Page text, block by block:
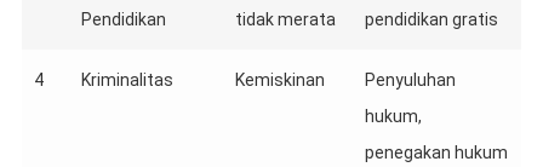
Pendidikan
tidak merata
pendidikan gratis
4 Kriminalitas Kemiskinan
Penyuluhan
hukum,
penegakan hukum